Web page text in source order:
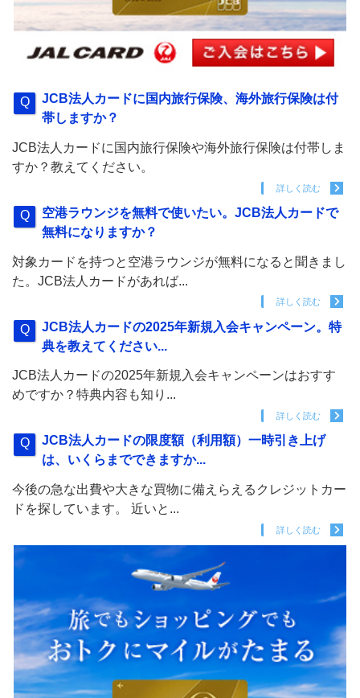
JCB法人カードに国内旅行保険、海外旅行保険は付
帯しますか？
JCB法人カードに国内旅行保険や海外旅行保険は付帯しま
すか？教えてください。
詳しく読む
空港ラウンジを無料で使いたい。JCB法人カードで
無料になりますか？
対象カードを持つと空港ラウンジが無料になると聞きまし
た。JCB法人カードがあれば...
詳しく読む
JCB法人カードの2025年新規入会キャンペーン。特
典を教えてください...
JCB法人カードの2025年新規入会キャンペーンはおすす
めですか？特典内容も知り...
詳しく読む
JCB法人カードの限度額（利用額）一時引き上げ
は、いくらまでできますか...
今後の急な出費や大きな買物に備えらえるクレジットカー
ドを探しています。 近いと...
詳しく読む